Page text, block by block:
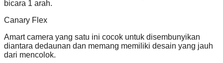
bicara 1 arah.
Canary Flex
Amart camera yang satu ini cocok untuk disembunyikan
diantara dedaunan dan memang memiliki desain yang jauh
dari mencolok.